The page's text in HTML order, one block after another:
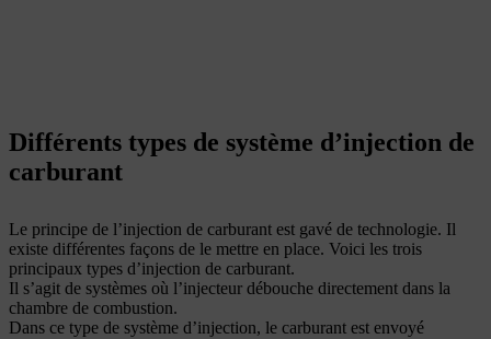
Différents types de système d’injection de
carburant
Le principe de l’injection de carburant est gavé de technologie. Il
existe différentes façons de le mettre en place. Voici les trois
principaux types d’injection de carburant.
Il s’agit de systèmes où l’injecteur débouche directement dans la
chambre de combustion.
Dans ce type de système d’injection, le carburant est envoyé